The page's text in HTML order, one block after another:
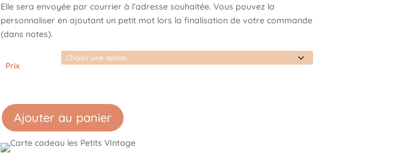
Elle sera envoyée par courrier à l’adresse souhaitée. Vous pouvez la
personnaliser en ajoutant un petit mot lors la finalisation de votre commande
(dans notes).
Prix
Ajouter au panier